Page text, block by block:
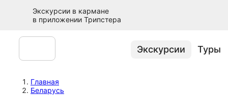
Экскурсии в кармане
в приложении Трипстера
Экскурсии Туры
Главная
Беларусь